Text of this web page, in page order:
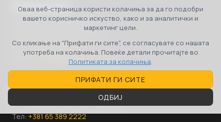
Оваа веб-страница користи колачиња за да го подобри
вашето корисничко искуство, како и за аналитички и
маркетинг цели.
Со кликање на "Прифати ги сите", се согласувате со нашата
употреба на колачиња. Повеќе детали прочитајте во
Политиката за колачиња.
ПРИФАТИ ГИ СИТЕ
ОДБИЈ
Македонија
бул. 8ми Септември бр.3
Скопје, 1000, Македонија
Тел:+389 70 36 00 07
Email:
contact@propertyone.mk
Србија
ул. Руменачка, бр.124а, Нови Сад
Тел:+381 65 389 2222